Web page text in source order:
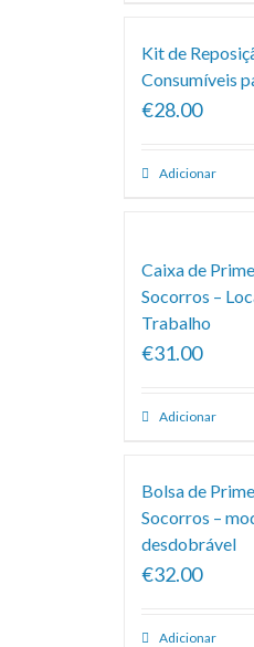
Kit de
Consumíveis
€28.00
Adicionar
Caixa de
Socorros –
Trabalho
€31.00
Adicionar
Bolsa de
Socorros –
desdobrável
€32.00
Adicionar